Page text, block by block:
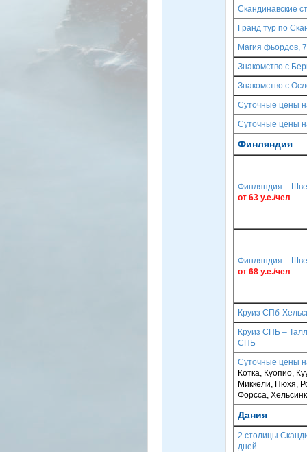
Скандинавские
Гранд тур по
Магия фьордов,
Знакомство с
Знакомство с
Суточные цены
Суточные цены
Финляндия
Финляндия –
от 63 у.е./чел
Финляндия –
от 68 у.е./чел
Круиз СПб-
Круиз СПБ –
СПБ
Суточные цены
Котка, Куопио,
Миккели, Пюхя,
Форсса,
Дания
2 столицы
дней